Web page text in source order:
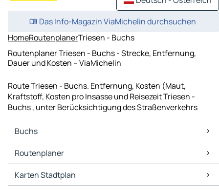
Das Info-Magazin ViaMichelin durchsuchen
HomeRoutenplanerTriesen - Buchs
Routenplaner Triesen - Buchs - Strecke, Entfernung,
Dauer und Kosten – ViaMichelin
Route Triesen - Buchs. Entfernung, Kosten (Maut,
Kraftstoff, Kosten pro Insasse und Reisezeit Triesen -
Buchs , unter Berücksichtigung des Straßenverkehrs
Buchs
Buchs Karten Stadtplan
Buchs Verkehr
Buchs Hotels
Buchs Restaurants
Routenplaner
Routenplaner Buchs - Vaduz
Routenplaner Buchs - Sankt Gallen
Karten Stadtplan